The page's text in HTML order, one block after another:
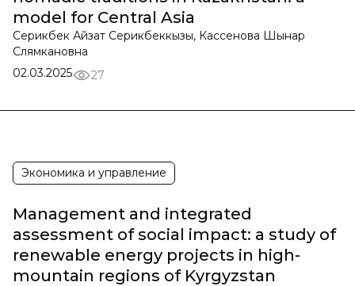
model for Central Asia
Серикбек Айзат Серикбеккызы, Кассенова Шынар
Слямкановна
02.03.2025
27
Экономика и управление
Management and integrated
assessment of social impact: a study of
renewable energy projects in high-
mountain regions of Kyrgyzstan